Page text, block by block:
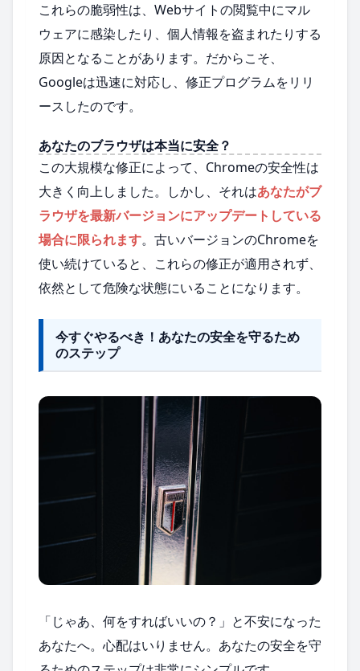
これらの脆弱性は、Webサイトの閲覧中にマル
ウェアに感染したり、個人情報を盗まれたりする
原因となることがあります。だからこそ、
Googleは迅速に対応し、修正プログラムをリリ
ースしたのです。
あなたのブラウザは本当に安全？
この大規模な修正によって、Chromeの安全性は
大きく向上しました。しかし、それはあなたがブ
ラウザを最新バージョンにアップデートしている
場合に限られます。古いバージョンのChromeを
使い続けていると、これらの修正が適用されず、
依然として危険な状態にいることになります。
今すぐやるべき！あなたの安全を守るため
のステップ
「じゃあ、何をすればいいの？」と不安になった
あなたへ。心配はいりません。あなたの安全を守